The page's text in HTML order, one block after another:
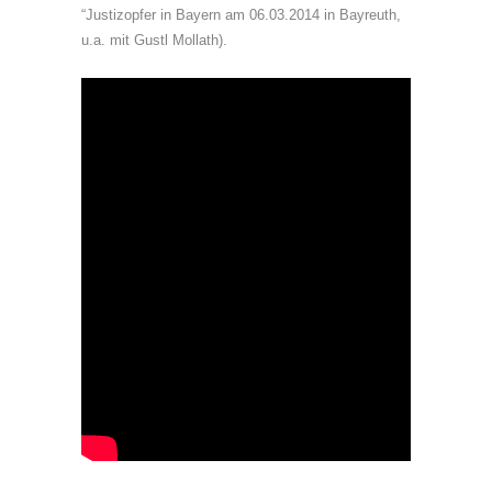
“Justizopfer in Bayern am 06.03.2014 in Bayreuth,
u.a. mit Gustl Mollath).